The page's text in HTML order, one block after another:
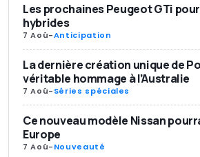
Les prochaines Peugeot GTi
hybrides
7 Aoû-Anticipation
La dernière création unique de
véritable hommage à l’Australie
7 Aoû-Séries spéciales
Ce nouveau modèle Nissan
Europe
7 Aoû-Nouveauté